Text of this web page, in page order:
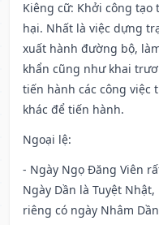
Kiêng cữ: Khởi công tạo
hại. Nhất là việc dựng
xuất hành đường bộ,
khẩn cũng như khai
tiến hành các công việc
khác để tiến hành.
Ngoại lệ:
- Ngày Ngọ Đăng Viên
Ngày Dần là Tuyệt
riêng có ngày Nhâm